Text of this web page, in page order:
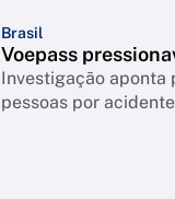
Brasil
Voepass
Investigação aponta
pessoas por